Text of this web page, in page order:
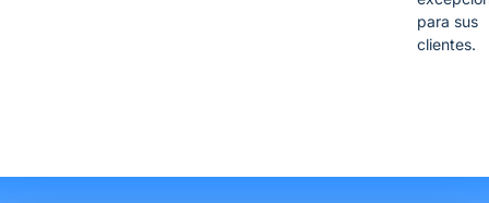
para sus
clientes.